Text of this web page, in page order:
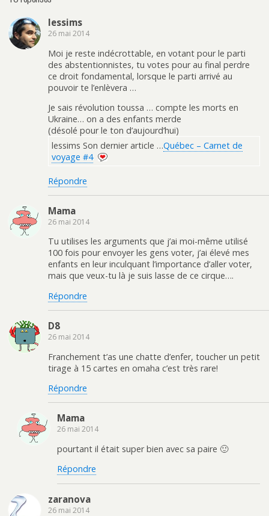
lessims
26 mai 2014
Moi je reste indécrottable, en votant pour le parti
des abstentionnistes, tu votes pour au final perdre
ce droit fondamental, lorsque le parti arrivé au
pouvoir te l’enlèvera …
Je sais révolution toussa … compte les morts en
Ukraine… on a des enfants merde
(désolé pour le ton d’aujourd’hui)
lessims Son dernier article …Québec – Carnet de
voyage #4
Répondre
Mama
26 mai 2014
Tu utilises les arguments que j’ai moi-même utilisé
100 fois pour envoyer les gens voter, j’ai élevé mes
enfants en leur inculquant l’importance d’aller voter,
mais que veux-tu là je suis lasse de ce cirque….
Répondre
D8
26 mai 2014
Franchement t’as une chatte d’enfer, toucher un petit
tirage à 15 cartes en omaha c’est très rare!
Répondre
Mama
26 mai 2014
pourtant il était super bien avec sa paire 🙂
Répondre
zaranova
26 mai 2014